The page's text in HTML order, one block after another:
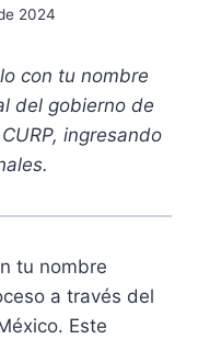
2024
con tu nombre
del gobierno de
ingresando
tu nombre
a través del
Este